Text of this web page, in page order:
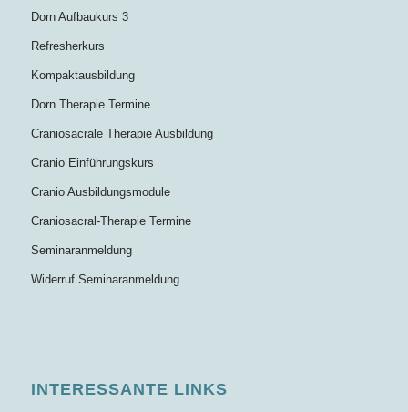
Dorn Aufbaukurs 3
Refresherkurs
Kompaktausbildung
Dorn Therapie Termine
Craniosacrale Therapie Ausbildung
Cranio Einführungskurs
Cranio Ausbildungsmodule
Craniosacral-Therapie Termine
Seminaranmeldung
Widerruf Seminaranmeldung
INTERESSANTE LINKS